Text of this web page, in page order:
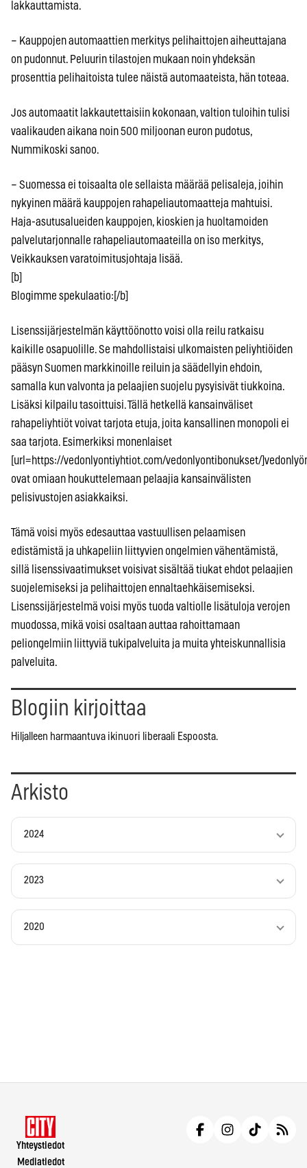
lakkauttamista.
– Kauppojen automaattien merkitys pelihaittojen aiheuttajana
on pudonnut. Peluurin tilastojen mukaan noin yhdeksän
prosenttia pelihaitoista tulee näistä automaateista, hän toteaa.
Jos automaatit lakkautettaisiin kokonaan, valtion tuloihin tulisi
vaalikauden aikana noin 500 miljoonan euron pudotus,
Nummikoski sanoo.
– Suomessa ei toisaalta ole sellaista määrää pelisaleja, joihin
nykyinen määrä kauppojen rahapeliautomaatteja mahtuisi.
Haja-asutusalueiden kauppojen, kioskien ja huoltamoiden
palvelutarjonnalle rahapeliautomaateilla on iso merkitys,
Veikkauksen varatoimitusjohtaja lisää.
[b]
Blogimme spekulaatio:[/b]
Lisenssijärjestelmän käyttöönotto voisi olla reilu ratkaisu
kaikille osapuolille. Se mahdollistaisi ulkomaisten peliyhtiöiden
pääsyn Suomen markkinoille reiluin ja säädellyin ehdoin,
samalla kun valvonta ja pelaajien suojelu pysyisivät tiukkoina.
Lisäksi kilpailu tasoittuisi. Tällä hetkellä kansainväliset
rahapeliyhtiöt voivat tarjota etuja, joita kansallinen monopoli ei
saa tarjota. Esimerkiksi monenlaiset
[url=https://vedonlyontiyhtiot.com/vedonlyontibonukset/
ovat omiaan houkuttelemaan pelaajia kansainvälisten
pelisivustojen asiakkaiksi.
Tämä voisi myös edesauttaa vastuullisen pelaamisen
edistämistä ja uhkapeliin liittyvien ongelmien vähentämistä,
sillä lisenssivaatimukset voisivat sisältää tiukat ehdot pelaajien
suojelemiseksi ja pelihaittojen ennaltaehkäisemiseksi.
Lisenssijärjestelmä voisi myös tuoda valtiolle lisätuloja verojen
muodossa, mikä voisi osaltaan auttaa rahoittamaan
peliongelmiin liittyviä tukipalveluita ja muita yhteiskunnallisia
palveluita.
Blogiin kirjoittaa
Hiljalleen harmaantuva ikinuori liberaali Espoosta.
Arkisto
2024
2023
2020
Yhteystiedot
Mediatiedot